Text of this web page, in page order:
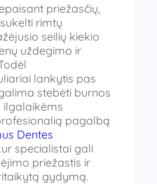
priežasčių,
rimtų
seilių kiekio
uždegimo ir
lankytis pas
stebėti burnos
ilgalaikėms
pagalbą
Dentes
specialistai gali
priežastis ir
gydymą.